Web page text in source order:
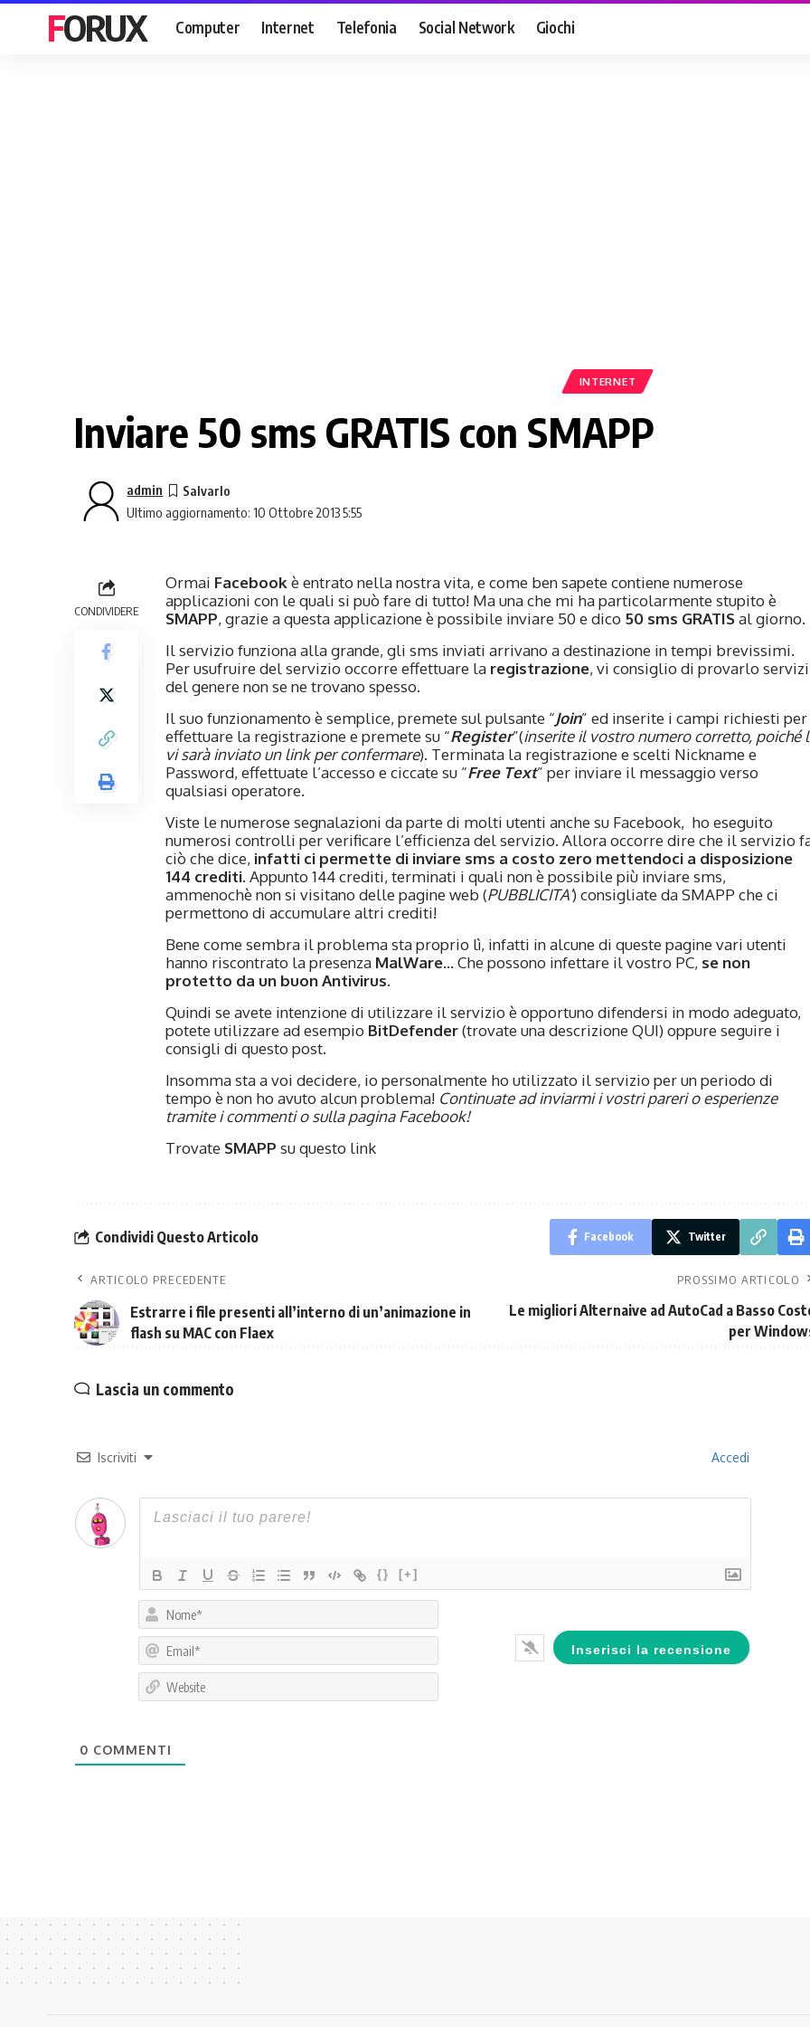
FORUX Computer Internet Telefonia Social Network Giochi
INTERNET
Inviare 50 sms GRATIS con SMAPP
Ultimo aggiornamento: 10 Ottobre 2013 5:55
admin
CONDIVIDERE
Ormai Facebookè entrato nella nostra vita, e come ben sapete contiene numerose
applicazioni con le quali si può fare di tutto! Ma una che mi ha particolarmente stupito è
SMAPP, grazie a questa applicazione è possibile inviare 50 e dico 50 sms GRATISal giorno.
Il servizio funziona alla grande, gli sms inviati arrivano a destinazione in tempi brevissimi.
Per usufruire del servizio occorre effettuare la registrazione, vi consiglio di provarlo servizi
del genere non se ne trovano spesso.
Il suo funzionamento è semplice, premete sul pulsante “Join” ed inserite i campi richiesti per
effettuare la registrazione e premete su “Register”(inserite il vostro numero corretto, poiché
vi sarà inviato un link per confermare). Terminata la registrazione e scelti Nickname e
Password, effettuate l’accesso e ciccate su “Free Text” per inviare il messaggio verso
qualsiasi operatore.
Viste le numerose segnalazioni da parte di molti utenti anche su Facebook, ho eseguito
numerosi controlli per verificare l’efficienza del servizio. Allora occorre dire che il servizio
ciò che dice, infatti ci permette di inviare sms a costo zero mettendoci a disposizione
144 crediti. Appunto 144 crediti, terminati i quali non è possibile più inviare sms,
ammenochè non si visitano delle pagine web (PUBBLICITA’) consigliate da SMAPP che ci
permettono di accumulare altri crediti!
Bene come sembra il problema sta proprio lì, infatti in alcune di queste pagine vari utenti
hanno riscontrato la presenza MalWare… Che possono infettare il vostro PC, se non
protetto da un buon Antivirus.
Quindi se avete intenzione di utilizzare il servizio è opportuno difendersi in modo adeguato,
potete utilizzare ad esempio BitDefender(trovate una descrizione QUI) oppure seguire i
consigli di questo post.
Insomma sta a voi decidere, io personalmente ho utilizzato il servizio per un periodo di
tempo è non ho avuto alcun problema! Continuate ad inviarmi i vostri pareri o esperienze
tramite i commenti o sulla pagina Facebook!
Trovate SMAPP suquesto link
Condividi Questo Articolo Facebook Twitter
ARTICOLO PRECEDENTE
Estrarre i file presenti all’interno di un’animazione in
flash su MAC con Flaex
PROSSIMO ARTICOLO
Le migliori Alternaive ad AutoCad a Basso
per
Lascia un commento
Iscriviti Accedi
{} [+]
0 COMMENTI